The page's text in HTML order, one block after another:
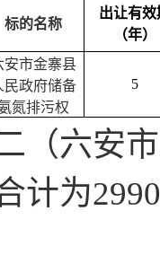
标的名称
出让有效
（年）
安市金寨县
民政府储备
氮排污权
5
（六安
计为